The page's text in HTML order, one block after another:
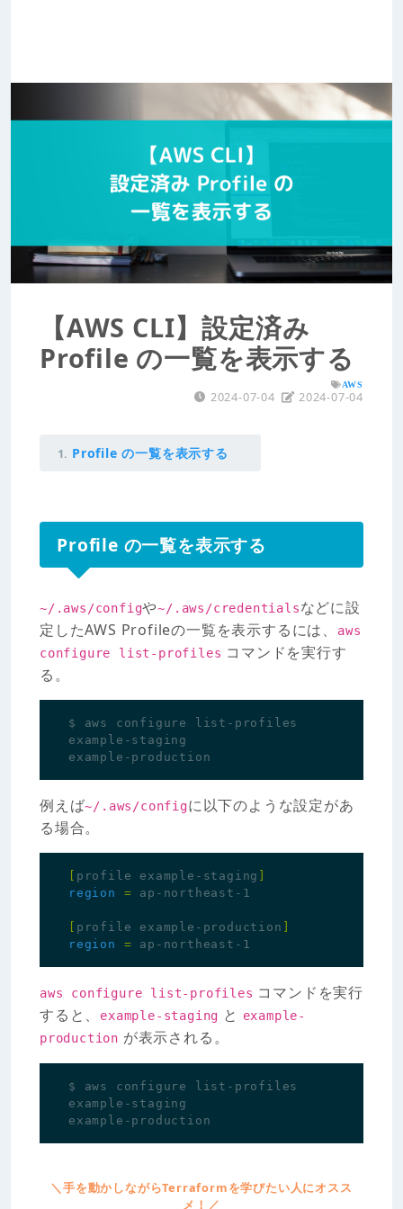
【AWS CLI】設定済み
Profile の一覧を表示する
AWS
2024-07-04 2024-07-04
Profile の一覧を表示する
Profile の一覧を表示する
~/.aws/configや~/.aws/credentialsなどに設
定したAWS Profileの一覧を表示するには、
aws
configure list-profiles コマンドを実行す
る。
例えば~/.aws/configに以下のような設定があ
る場合。
profile example-staging
region
=
profile example-production
region
=
aws configure list-profiles コマンドを実行
すると、
example-staging と
example-
production が表示される。
＼手を動かしながらTerraformを学びたい人にオスス
メ！／